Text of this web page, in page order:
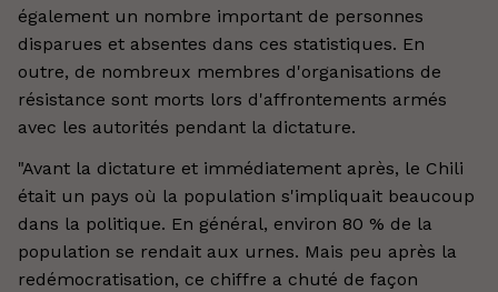
également un nombre important de personnes
disparues et absentes dans ces statistiques. En
outre, de nombreux membres d'organisations de
résistance sont morts lors d'affrontements armés
avec les autorités pendant la dictature.
"Avant la dictature et immédiatement après, le Chili
était un pays où la population s'impliquait beaucoup
dans la politique. En général, environ 80 % de la
population se rendait aux urnes. Mais peu après la
redémocratisation, ce chiffre a chuté de façon